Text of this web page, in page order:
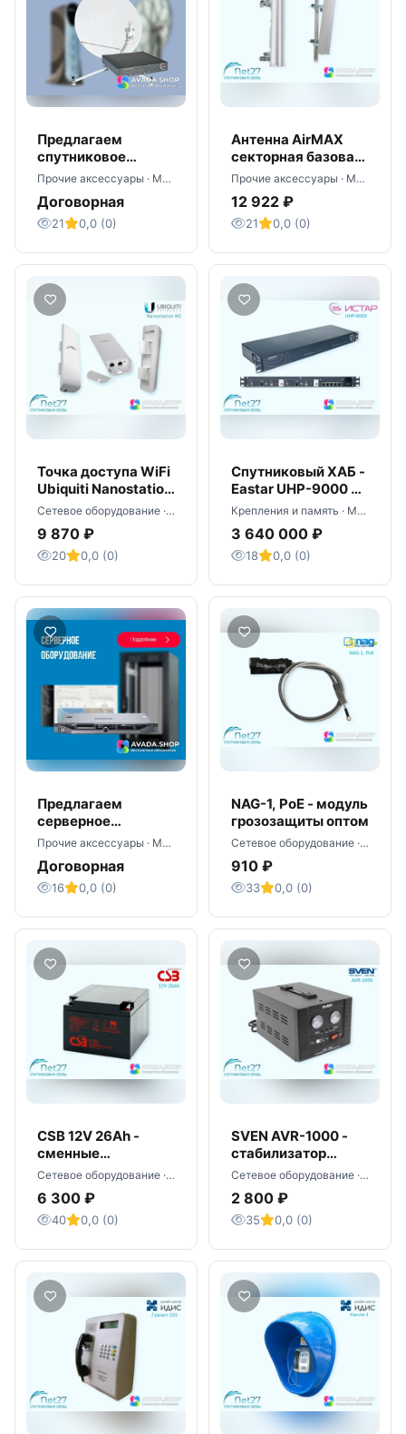
Предлагаем
спутниковое
оборудование VSAT
- оптом
Прочие аксессуары · Москва
Договорная
21 0,0 (0)
Антенна AirMAX
секторная базовая
AM-2G15-120
Прочие аксессуары · Москва
12 922 ₽
21 0,0 (0)
Точка доступа WiFi
Ubiquiti Nanostation
M2
Сетевое оборудование · Москва
9 870 ₽
20 0,0 (0)
Спутниковый ХАБ -
Eastar UHP-9000 с
лицензиями
Крепления и память · Москва
3 640 000 ₽
18 0,0 (0)
Предлагаем
серверное
оборудование со
склада - оптом
Прочие аксессуары · Москва
Договорная
16 0,0 (0)
NAG-1, PoE - модуль
грозозащиты оптом
Сетевое оборудование · Москва
910 ₽
33 0,0 (0)
CSB 12V 26Ah -
сменные
аккумуляторы
Сетевое оборудование · Москва
6 300 ₽
40 0,0 (0)
SVEN AVR-1000 -
стабилизатор
сетевой оптом
Сетевое оборудование · Москва
2 800 ₽
35 0,0 (0)